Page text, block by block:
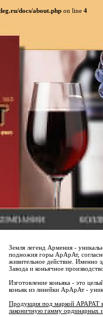
docs/about.php on line 4
Земля легенд Армения -
подножия горы АрАрАт,
живительное действие. Именно
Завода и коньячное
Изготовление коньяка - это
коньяк из линейки АрАрАт -
Продукция под маркой АРАРАТ
лаконичную гамму